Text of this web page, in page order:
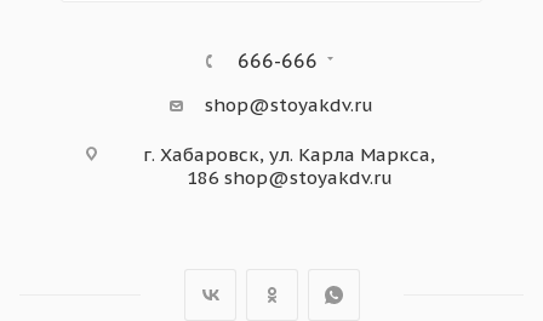
666-666
shop@stoyakdv.ru
г. Хабаровск, ул. Карла Маркса,
186 shop@stoyakdv.ru